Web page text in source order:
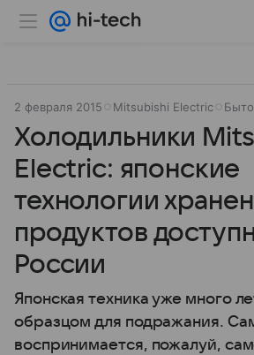
2 февраля 2015 Mitsubishi Electric
Холодильники
Electric: японские
технологии
продуктов
России
Японская техника уже много
образцом для подражания.
воспринимается, пожалуй,